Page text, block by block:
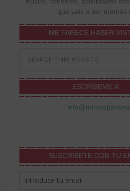
que vais a ser mamás
ME PARECE HABER
ESCRÍBEME A:
SUSCRÍBETE CON TU